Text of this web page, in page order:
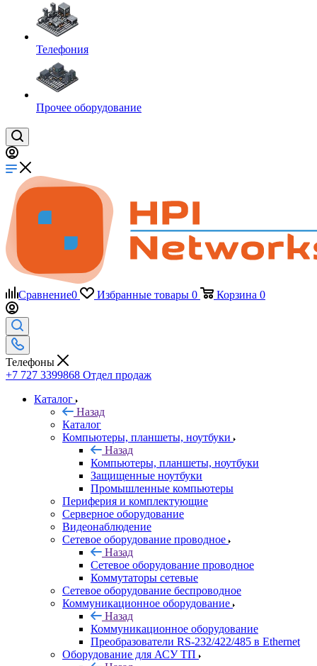
Телефония
Прочее оборудование
Сравнение0 Избранные товары 0 Корзина 0
Телефоны
+7 727 3399868 Отдел продаж
Каталог
Назад
Каталог
Компьютеры, планшеты, ноутбуки
Назад
Компьютеры, планшеты, ноутбуки
Защищенные ноутбуки
Промышленные компьютеры
Периферия и комплектующие
Серверное оборудование
Видеонаблюдение
Сетевое оборудование проводное
Назад
Сетевое оборудование проводное
Коммутаторы сетевые
Сетевое оборудование беспроводное
Коммуникационное оборудование
Назад
Коммуникационное оборудование
Преобразователи RS-232/422/485 в Ethernet
Оборудование для АСУ ТП